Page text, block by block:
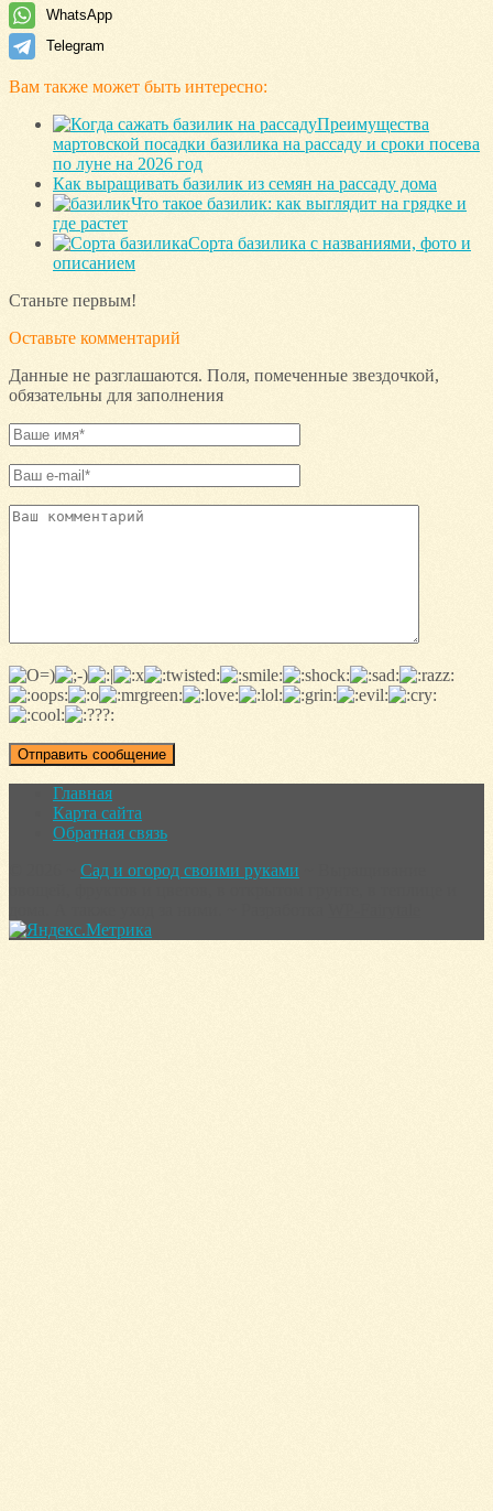
WhatsApp
Telegram
Вам также может быть интересно:
Преимущества
мартовской посадки базилика на рассаду и сроки посева
по луне на 2026 год
Как выращивать базилик из семян на рассаду дома
Что такое базилик: как выглядит на грядке и
где растет
Сорта базилика с названиями, фото и
описанием
Станьте первым!
Оставьте комментарий
Данные не разглашаются. Поля, помеченные звездочкой,
обязательны для заполнения
Главная
Карта сайта
Обратная связь
Сад и огород своими руками